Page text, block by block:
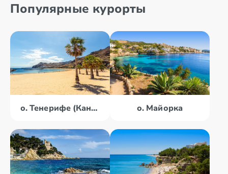
Популярные курорты
о. Тенерифе (Канары) о. Майорка